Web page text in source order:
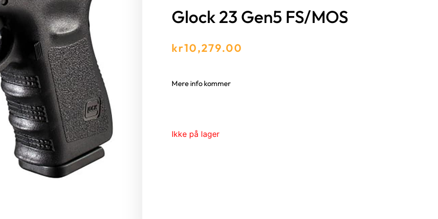
Glock 23 Gen5 FS/MOS
kr10,279.00
Mere info kommer
Ikke på lager